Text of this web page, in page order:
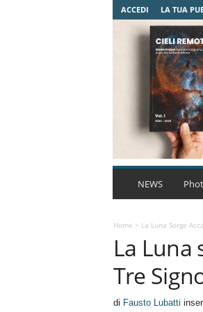
ACCEDI LA TUA
NEWS
Home > La Luna Sorge
La Luna
Tre
di Fausto Lubatti